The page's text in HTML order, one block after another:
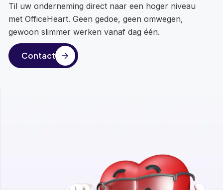
Til uw onderneming direct naar een hoger niveau
met OfficeHeart. Geen gedoe, geen omwegen,
gewoon slimmer werken vanaf dag één.
Contact